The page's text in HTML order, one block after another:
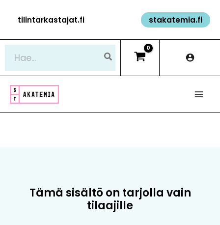
sisältöön
tilintarkastajat.fi stakatemia.fi
Tämä sisältö on tarjolla vain
tilaajille